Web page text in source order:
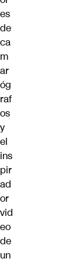
es
de
ca
m
ar
óg
raf
os
y
el
ins
pir
ad
or
vid
eo
de
un